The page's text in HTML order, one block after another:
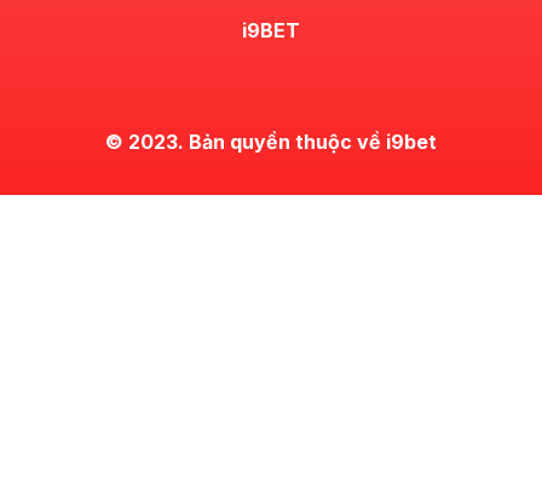
i9BET
© 2023. Bản quyền thuộc về i9bet